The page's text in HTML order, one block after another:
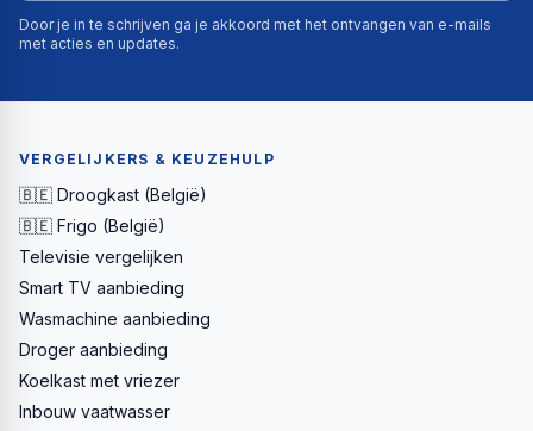
Door je in te schrijven ga je akkoord met het ontvangen van e-mails
met acties en updates.
VERGELIJKERS & KEUZEHULP
🇧🇪 Droogkast (België)
🇧🇪 Frigo (België)
Televisie vergelijken
Smart TV aanbieding
Wasmachine aanbieding
Droger aanbieding
Koelkast met vriezer
Inbouw vaatwasser